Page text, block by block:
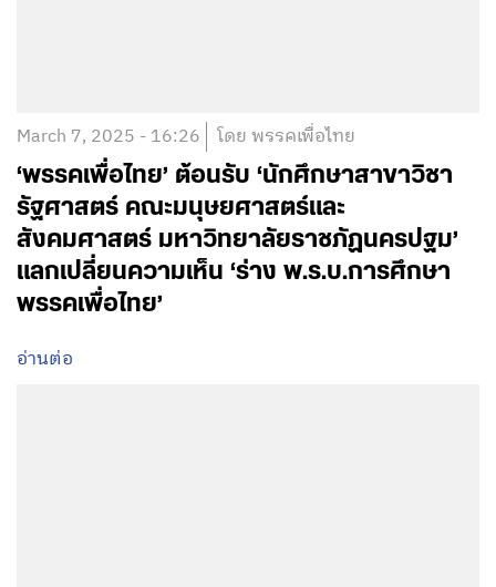
March 7, 2025 - 16:26 โดย พรรคเพื่อไทย
‘พรรคเพื่อไทย’ ต้อนรับ ‘นักศึกษาสาขาวิชา
รัฐศาสตร์ คณะมนุษยศาสตร์และ
สังคมศาสตร์ มหาวิทยาลัยราชภัฏนครปฐม’
แลกเปลี่ยนความเห็น ‘ร่าง พ.ร.บ.การศึกษา
พรรคเพื่อไทย’
อ่านต่อ